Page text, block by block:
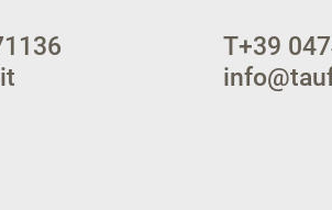
T+39